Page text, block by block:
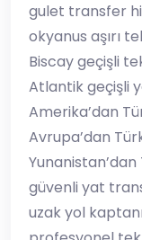
gulet transfer
okyanus aşırı
Biscay geçişli
Atlantik geçişli
Amerika’dan
Avrupa’dan
güvenli yat
uzak yol